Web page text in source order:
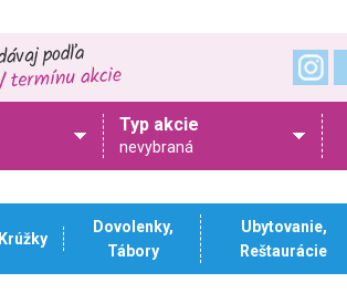
Typ akcie
nevybraná
Krúžky
Dovolenky,
Tábory
Ubytovanie,
Reštaurácie